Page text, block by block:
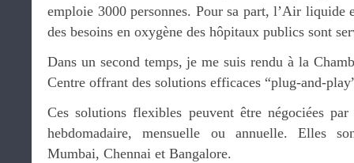
emploie 3000 personnes. Pour sa part, l’Air liquide
des besoins en oxygène des hôpitaux publics sont
Dans un second temps, je me suis rendu à la
Centre offrant des solutions efficaces “plug-and-
Ces solutions flexibles peuvent être négociées
hebdomadaire, mensuelle ou annuelle. Elles
Mumbai, Chennai et Bangalore.